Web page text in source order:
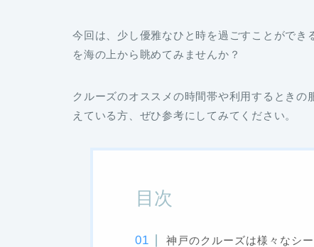
今回は、少し優雅なひと時を過ごすことがで
を海の上から眺めてみませんか？
クルーズのオススメの時間帯や利用するとき
えている方、ぜひ参考にしてみてください。
目次
神戸のクルーズは様々なシー